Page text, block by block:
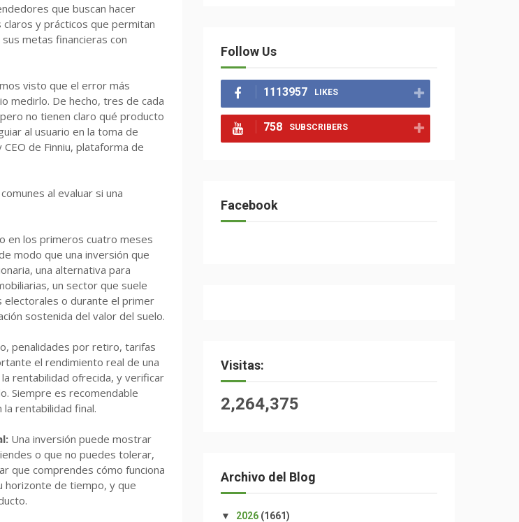
que buscan hacer
y prácticos que permitan
metas financieras con
visto que el error más
medirlo. De hecho, tres de cada
no tienen claro qué producto
al usuario en la toma de
de Finniu, plataforma de
al evaluar si una
en los primeros cuatro meses
modo que una inversión que
una alternativa para
un sector que suele
electorales o durante el primer
sostenida del valor del suelo.
penalidades por retiro, tarifas
el rendimiento real de una
rentabilidad ofrecida, y verificar
Siempre es recomendable
rentabilidad final.
Una inversión puede mostrar
o que no puedes tolerar,
que comprendes cómo funciona
horizonte de tiempo, y que
Follow Us
1113957 LIKES
758 SUBSCRIBERS
Facebook
Visitas:
2,264,375
Archivo del Blog
▼ 2026 (1661)